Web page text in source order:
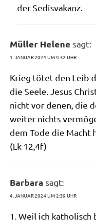
der Sedisvakanz.
Müller Helene sagt:
1. JANUAR 2024 UM 9:32 UHR
Krieg tötet den Leib
die See­le. Jesus
nicht vor denen, die
wei­ter nichts
dem Tode die Macht
(Lk 12,4f)
Barbara sagt:
4. JANUAR 2024 UM 2:39 UHR
1. Weil ich katho­lisch